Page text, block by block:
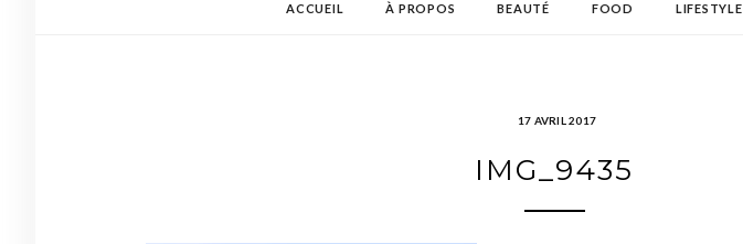
ACCUEIL À PROPOS BEAUTÉ FOOD LIFESTYLE
17 AVRIL 2017
IMG_9435